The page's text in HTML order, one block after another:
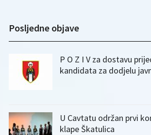
Posljedne objave
P O Z I V za dostavu
kandidata za dodjelu
U Cavtatu održan prvi
klape Škatulica